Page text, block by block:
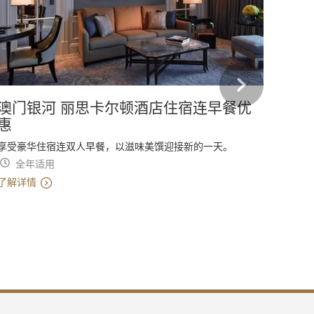
门银河 丽思卡尔顿酒店住宿连早餐优
受豪华住宿连双人早餐，以滋味美馔迎接新的一天。
全年适用
解详情